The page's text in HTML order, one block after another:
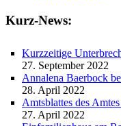
Kurz-News:
Kurzzeitige
27. September 2022
Annalena Baerbock
28. April 2022
Amtsblattes des
27. April 2022